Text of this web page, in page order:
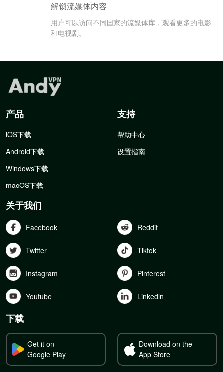
解锁流媒体内容
用户可以访问不同国家的流媒体库，观看更多的电影
和电视剧。
产品
iOS下载
Android下载
Windows下载
macOS下载
支持
帮助中心
设置指南
关于我们
Facebook Reddit
Twitter Tiktok
Instagram Pinterest
Youtube Linkedln
下载
Get it on
Google Play
Download on the
App Store